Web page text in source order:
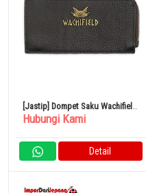
[Jastip] Dompet Saku Wachifield
Kulit
Hubungi Kami
Detail